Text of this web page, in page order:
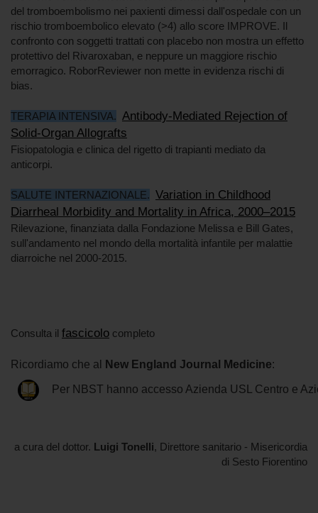
del tromboembolismo nei paxienti dimessi dall'ospedale con un
rischio tromboembolico elevato (>4) allo score IMPROVE. Il
confronto con soggetti trattati con placebo non mostra un effetto
protettivo del Rivaroxaban, e neppure un maggiore rischio
emorragico. RoborReviewer non mette in evidenza rischi di
bias.
TERAPIA INTENSIVA. Antibody-Mediated Rejection of
Solid-Organ Allografts
Fisiopatologia e clinica del rigetto di trapianti mediato da
anticorpi.
SALUTE INTERNAZIONALE. Variation in Childhood
Diarrheal Morbidity and Mortality in Africa, 2000–2015
Rilevazione, finanziata dalla Fondazione Melissa e Bill Gates,
sull'andamento nel mondo della mortalità infantile per malattie
diarroiche nel 2000-2015.
Consulta il fascicolo completo
Ricordiamo che al New England Journal Medicine:
Per NBST hanno accesso Azienda USL Centro e
a cura del dottor. Luigi Tonelli, Direttore sanitario - Misericordia
di Sesto Fiorentino